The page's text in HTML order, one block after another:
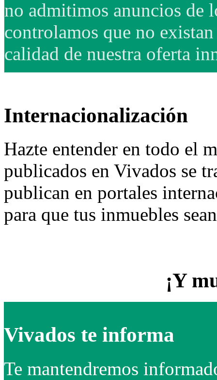
no admitimos anuncios de
controlamos que no
calidad de nuestra oferta
Internacionalización
Hazte entender en todo el
publicados en Vivados se
publican en portales
para que tus inmuebles
¡Y
Vivados te informa
Te mantendremos